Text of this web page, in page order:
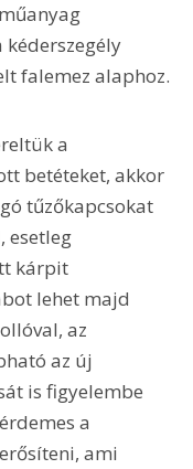
kéderszegély
falemez alaphoz.
a
betéteket, akkor
tűzőkapcsokat
esetleg
kárpit
lehet majd
az
az új
is figyelembe
a
ami